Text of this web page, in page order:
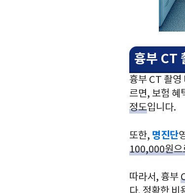
흉부 CT
흉부 CT 촬영
르면, 보험 혜
정도입니다.
또한, 명진단
100,000원으
따라서, 흉부